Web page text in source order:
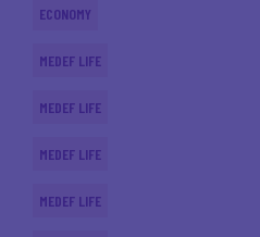
ECONOMY
MEDEF LIFE
MEDEF LIFE
MEDEF LIFE
MEDEF LIFE